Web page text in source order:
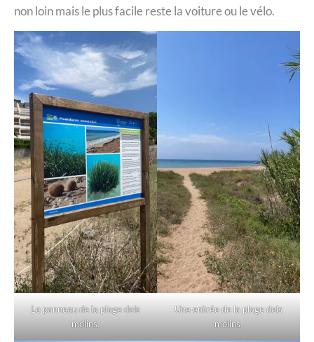
non loin mais le plus facile reste la voiture ou le vélo.
Le panneau de la plage dels
molins.
Une entrée de la plage dels
molins.